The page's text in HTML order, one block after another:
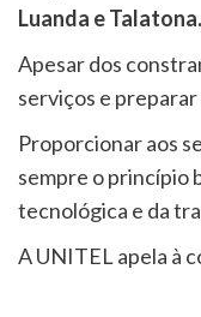
Luanda e Talatona.
Apesar dos
serviços e
Proporcionar aos
sempre o princípio
tecnológica e da
A UNITEL apela à